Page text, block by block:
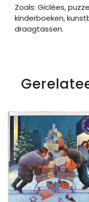
Zoals: Giclées,
kinderboeken,
draagtassen.